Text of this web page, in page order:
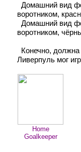
Домашний вид
воротником,
Домашний вид
воротником,
Конечно,
Ливерпуль мог
Home
Goalkeeper